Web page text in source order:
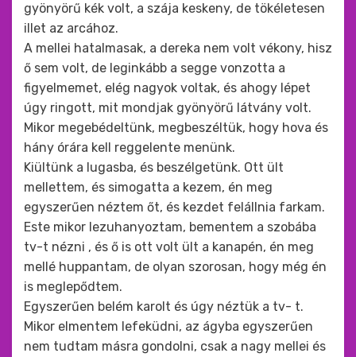
gyönyörű kék volt, a szája keskeny, de tökéletesen
illet az arcához.
A mellei hatalmasak, a dereka nem volt vékony, hisz
ő sem volt, de leginkább a segge vonzotta a
figyelmemet, elég nagyok voltak, és ahogy lépet
úgy ringott, mit mondjak gyönyörű látvány volt.
Mikor megebédeltünk, megbeszéltük, hogy hova és
hány órára kell reggelente menünk.
Kiültünk a lugasba, és beszélgetünk. Ott ült
mellettem, és simogatta a kezem, én meg
egyszerűen néztem őt, és kezdet felállnia farkam.
Este mikor lezuhanyoztam, bementem a szobába
tv-t nézni , és ő is ott volt ült a kanapén, én meg
mellé huppantam, de olyan szorosan, hogy még én
is meglepődtem.
Egyszerűen belém karolt és úgy néztük a tv- t.
Mikor elmentem lefeküdni, az ágyba egyszerűen
nem tudtam másra gondolni, csak a nagy mellei és